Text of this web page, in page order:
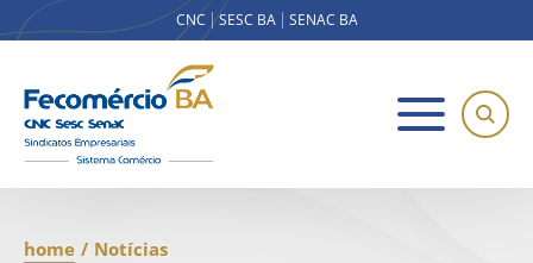
CNC SESC BA SENAC BA
home / Notícias